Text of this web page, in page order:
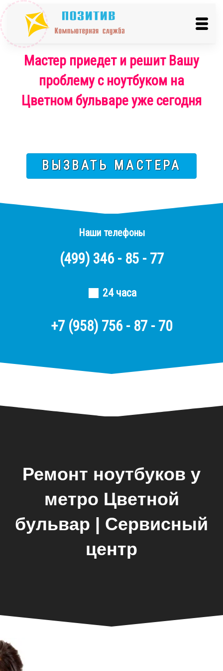
Мастер приедет и решит Вашу
проблему с ноутбуком на
Цветном бульваре уже сегодня
ВЫЗВАТЬ МАСТЕРА
Наши телефоны
(499) 346 - 85 - 77
24 часа
+7 (958) 756 - 87 - 70
Ремонт ноутбуков у
метро Цветной
бульвар | Сервисный
центр